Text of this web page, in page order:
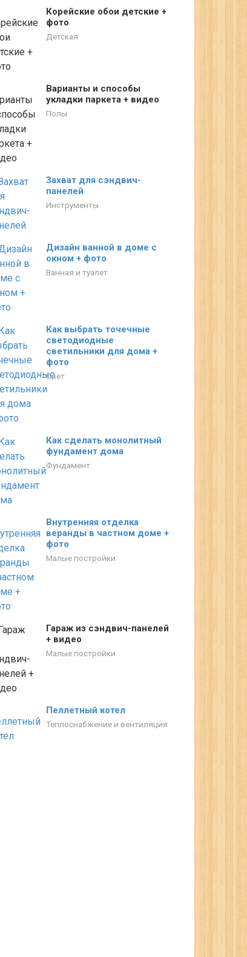
Корейские обои детские +
фото
Детская
Варианты и способы
укладки паркета + видео
Полы
Захват для сэндвич-
панелей
Инструменты
Дизайн ванной в доме с
окном + фото
Ванная и туалет
Как выбрать точечные
светодиодные
светильники для дома +
фото
Свет
Как сделать монолитный
фундамент дома
Фундамент
Внутренняя отделка
веранды в частном доме +
фото
Малые постройки
Гараж из сэндвич-панелей
+ видео
Малые постройки
Пеллетный котел
Теплоснабжение и вентиляция